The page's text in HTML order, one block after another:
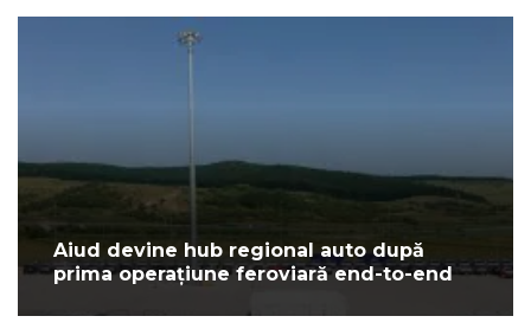
Aiud devine hub regional auto după
prima operațiune feroviară end-to-end